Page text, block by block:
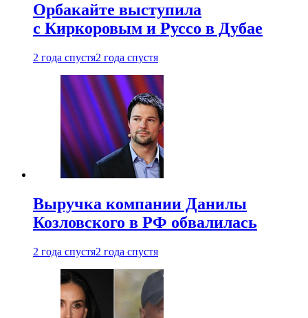
Орбакайте выступила
с Киркоровым и Руссо в Дубае
2 года спустя2 года спустя
Выручка компании Данилы
Козловского в РФ обвалилась
2 года спустя2 года спустя